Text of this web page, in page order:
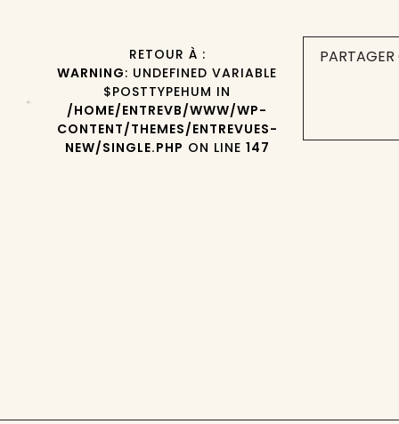
RETOUR À :
WARNING: UNDEFINED VARIABLE
$POSTTYPEHUM IN
/HOME/ENTREVB/WWW/WP-
CONTENT/THEMES/ENTREVUES-
NEW/SINGLE.PHP ON LINE 147